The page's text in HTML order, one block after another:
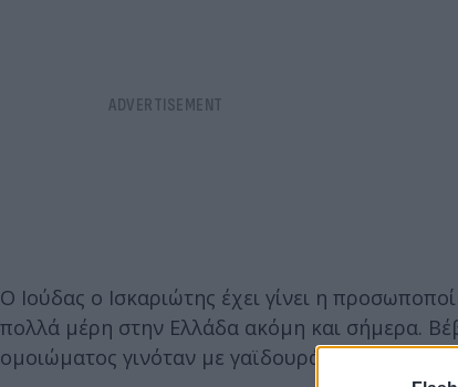
Ο Ιούδας ο Ισκαριώτης έχει γίνει η
πολλά μέρη στην Ελλάδα ακόμη και σήμερα.
ομοιώματος γινόταν με γαϊδουράκι,